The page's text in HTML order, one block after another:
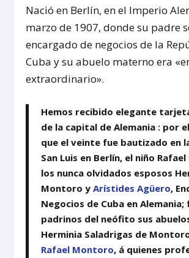
Nació en Berlín, en el Imperio
marzo de 1907, donde su padre
encargado de negocios de la
Cuba y su abuelo materno era
extraordinario».
Hemos recibido elegante
de la capital de Alemania : por
que el veinte fue bautizado en
San Luis en Berlín, el niño
los nunca olvidados esposos
Montoro yArístides Agüero,
Negocios de Cuba en Alemania;
padrinos del neófito sus
Herminia Saladrigas de
Rafael Montoro, á quienes